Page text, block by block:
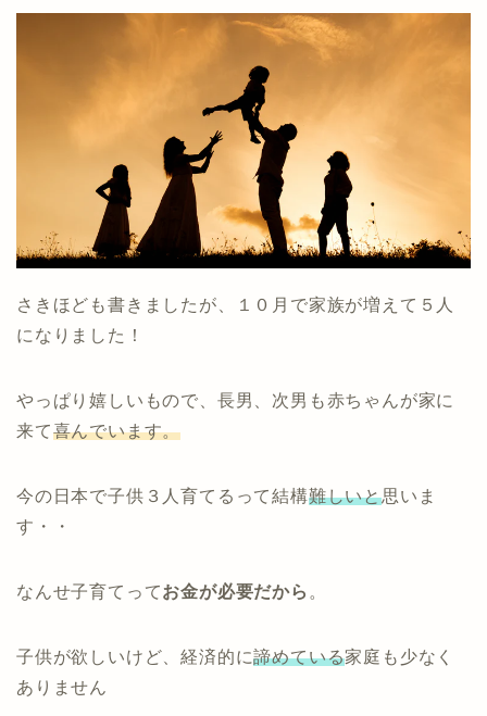
さきほども書きましたが、１０月で家族が増えて５人
になりました！
やっぱり嬉しいもので、長男、次男も赤ちゃんが家に
来て喜んでいます。
今の日本で子供３人育てるって結構難しいと思いま
す・・
なんせ子育てってお金が必要だから 。
子供が欲しいけど、経済的に諦めている家庭も少なく
ありません